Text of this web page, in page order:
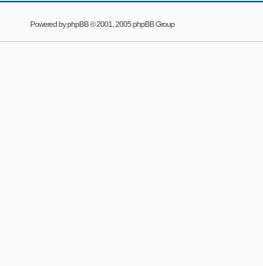
Powered byphpBB© 2001, 2005 phpBB Group